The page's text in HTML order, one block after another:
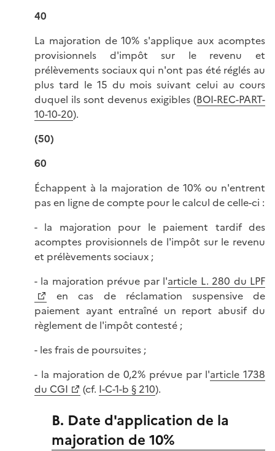
40
La majoration de 10% s'applique aux acomptes
provisionnels d'impôt sur le revenu et
prélèvements sociaux qui n'ont pas été réglés au
plus tard le 15 du mois suivant celui au cours
duquel ils sont devenus exigibles (BOI-REC-PART-
10-10-20).
(50)
60
Échappent à la majoration de 10% ou n'entrent
pas en ligne de compte pour le calcul de celle-ci :
- la majoration pour le paiement tardif des
acomptes provisionnels de l'impôt sur le revenu
et prélèvements sociaux ;
- la majoration prévue par l'article L. 280 du LPF
en cas de réclamation suspensive de
paiement ayant entraîné un report abusif du
règlement de l'impôt contesté ;
- les frais de poursuites ;
- la majoration de 0,2% prévue par l'article 1738
du CGI
(cf. I-C-1-b § 210).
B. Date d'application de la
majoration de 10%